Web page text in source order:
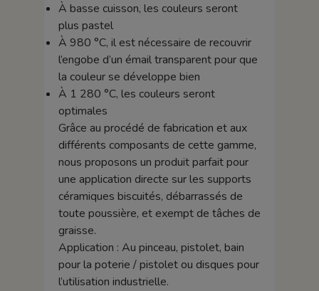
À basse cuisson, les couleurs seront
plus pastel
À 980 °C, il est nécessaire de recouvrir
l’engobe d’un émail transparent pour que
la couleur se développe bien
À 1 280 °C, les couleurs seront
optimales
Grâce au procédé de fabrication et aux
différents composants de cette gamme,
nous proposons un produit parfait pour
une application directe sur les supports
céramiques biscuités, débarrassés de
toute poussière, et exempt de tâches de
graisse.
Application : Au pinceau, pistolet, bain
pour la poterie / pistolet ou disques pour
l’utilisation industrielle.